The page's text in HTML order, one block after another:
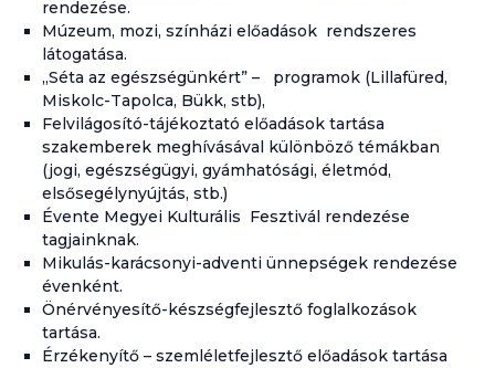
rendezése.
Múzeum, mozi, színházi előadások rendszeres
látogatása.
„Séta az egészségünkért” – programok (Lillafüred,
Miskolc-Tapolca, Bükk, stb),
Felvilágosító-tájékoztató előadások tartása
szakemberek meghívásával különböző témákban
(jogi, egészségügyi, gyámhatósági, életmód,
elsősegélynyújtás, stb.)
Évente Megyei Kulturális Fesztivál rendezése
tagjainknak.
Mikulás-karácsonyi-adventi ünnepségek rendezése
évenként.
Önérvényesítő-készségfejlesztő foglalkozások
tartása.
Érzékenyítő – szemléletfejlesztő előadások tartása